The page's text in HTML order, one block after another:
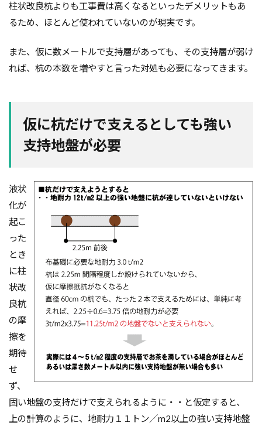
柱状改良杭よりも工事費は高くなるといったデメリットもあ
るため、ほとんど使われていないのが現実です。
また、仮に数メートルで支持層があっても、その支持層が弱け
れば、杭の本数を増やすと言った対処も必要になってきます。
仮に杭だけで支えるとしても強い
支持地盤が必要
液状
化が
起こ
った
とき
に柱
状改
良杭
の摩
擦を
期待
せ
ず、
固い地盤の支持だけで支えられるように・・と仮定すると、
上の計算のように、地耐力１１トン／m2以上の強い支持地盤